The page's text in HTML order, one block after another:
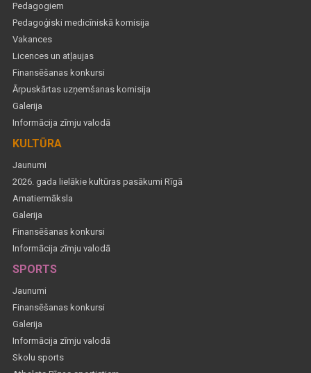
Pedagogiem
Pedagoģiski medicīniskā komisija
Vakances
Licences un atļaujas
Finansēšanas konkursi
Ārpuskārtas uzņemšanas komisija
Galerija
Informācija zīmju valodā
KULTŪRA
Jaunumi
2026. gada lielākie kultūras pasākumi Rīgā
Amatiermāksla
Galerija
Finansēšanas konkursi
Informācija zīmju valodā
SPORTS
Jaunumi
Finansēšanas konkursi
Galerija
Informācija zīmju valodā
Skolu sports